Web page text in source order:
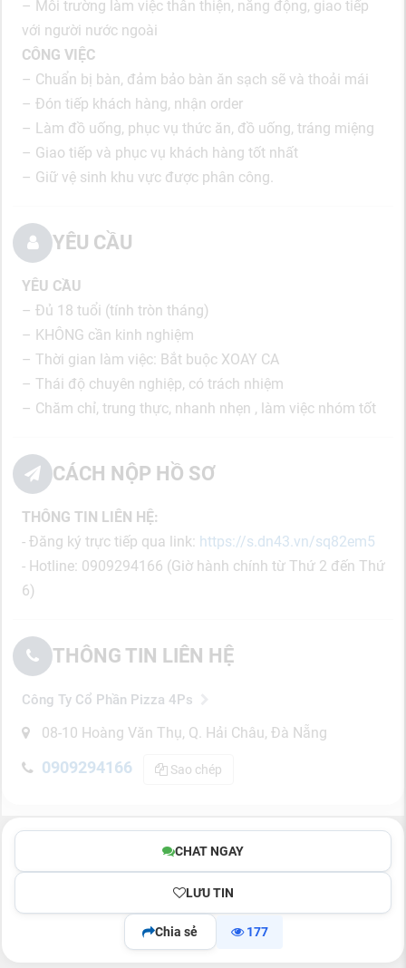
– Môi trường làm việc thân thiện, năng động, giao tiếp
với người nước ngoài
CÔNG VIỆC
– Chuẩn bị bàn, đảm bảo bàn ăn sạch sẽ và thoải mái
– Đón tiếp khách hàng, nhận order
– Làm đồ uống, phục vụ thức ăn, đồ uống, tráng miệng
– Giao tiếp và phục vụ khách hàng tốt nhất
– Giữ vệ sinh khu vực được phân công.
YÊU CẦU
YÊU CẦU
– Đủ 18 tuổi (tính tròn tháng)
– KHÔNG cần kinh nghiệm
– Thời gian làm việc: Bắt buộc XOAY CA
– Thái độ chuyên nghiệp, có trách nhiệm
– Chăm chỉ, trung thực, nhanh nhẹn , làm việc nhóm tốt
CÁCH NỘP HỒ SƠ
THÔNG TIN LIÊN HỆ:
- Đăng ký trực tiếp qua link: https://s.dn43.vn/sq82em5
- Hotline: 0909294166 (Giờ hành chính từ Thứ 2 đến Thứ
6)
THÔNG TIN LIÊN HỆ
Công Ty Cổ Phần Pizza 4Ps
08-10 Hoàng Văn Thụ, Q. Hải Châu, Đà Nẵng
0909294166 Sao chép
CHAT NGAY
LƯU TIN
Chia sẻ 177